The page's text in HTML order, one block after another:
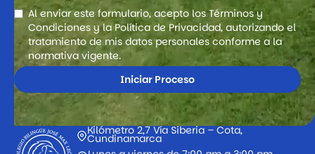
Al enviar este formulario, acepto los Términos y
Condiciones y la Política de Privacidad, autorizando el
tratamiento de mis datos personales conforme a la
normativa vigente.
Kilómetro 2,7 Vía Siberia – Cota,
Cundinamarca